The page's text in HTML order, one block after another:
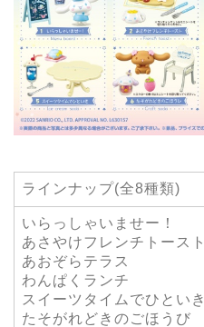
ラインナップ(全8種類)
いらっしゃいませー！
あさやけフレンチトースト
あおぞらテラス
わんぱくランチ
スイーツタイムでひといき
たそがれどきのごほうび